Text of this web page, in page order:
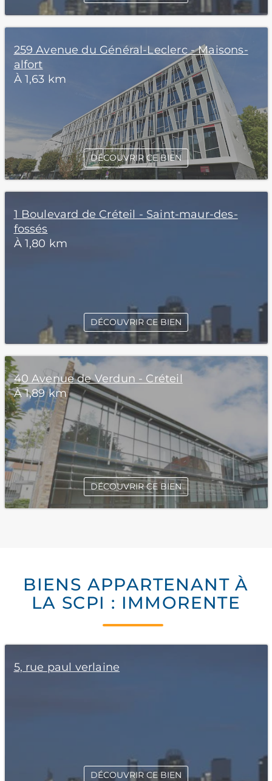
259 Avenue du Général-Leclerc - Maisons-
alfort
À 1,63 km
DÉCOUVRIR CE BIEN
1 Boulevard de Créteil - Saint-maur-des-
fossés
À 1,80 km
DÉCOUVRIR CE BIEN
40 Avenue de Verdun - Créteil
À 1,89 km
DÉCOUVRIR CE BIEN
BIENS APPARTENANT À
LA SCPI : IMMORENTE
5, rue paul verlaine
DÉCOUVRIR CE BIEN